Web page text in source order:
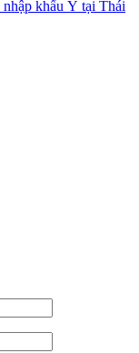
khẩu Ý tại Thái